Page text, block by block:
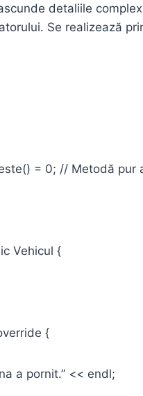
detaliile
Se realizează
= 0; // Metodă pur
Vehicul {
{
a pornit.” << endl;